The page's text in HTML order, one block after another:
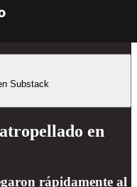
Substack
en
rápidamente al